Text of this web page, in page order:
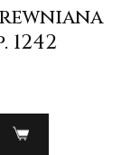
1242